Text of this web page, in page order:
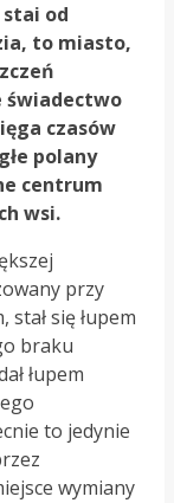
stai od
to miasto,
świadectwo
czasów
polany
centrum
wsi.
przy
się łupem
braku
łupem
to jedynie
wymiany